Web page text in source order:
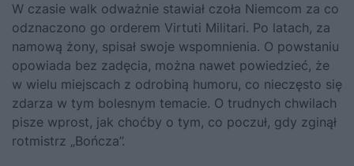
W czasie walk odważnie stawiał czoła Niemcom za co
odznaczono go orderem Virtuti Militari. Po latach, za
namową żony, spisał swoje wspomnienia. O powstaniu
opowiada bez zadęcia, można nawet powiedzieć, że
w wielu miejscach z odrobiną humoru, co nieczęsto się
zdarza w tym bolesnym temacie. O trudnych chwilach
pisze wprost, jak choćby o tym, co poczuł, gdy zginął
rotmistrz „Bończa”.